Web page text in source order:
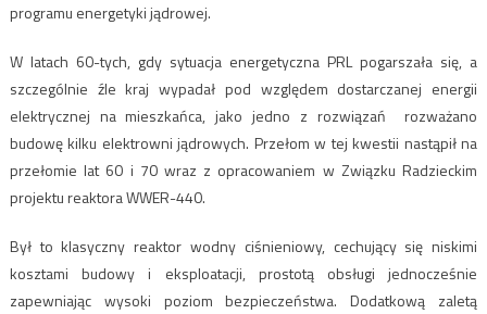
programu energetyki jądrowej.
W latach 60-tych, gdy sytuacja energetyczna PRL pogarszała się, a
szczególnie źle kraj wypadał pod względem dostarczanej energii
elektrycznej na mieszkańca, jako jedno z rozwiązań rozważano
budowę kilku elektrowni jądrowych. Przełom w tej kwestii nastąpił na
przełomie lat 60 i 70 wraz z opracowaniem w Związku Radzieckim
projektu reaktora WWER-440.
Był to klasyczny reaktor wodny ciśnieniowy, cechujący się niskimi
kosztami budowy i eksploatacji, prostotą obsługi jednocześnie
zapewniając wysoki poziom bezpieczeństwa. Dodatkową zaletą